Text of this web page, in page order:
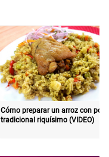
Cómo preparar un arroz con pollo
tradicional riquísimo (VIDEO)